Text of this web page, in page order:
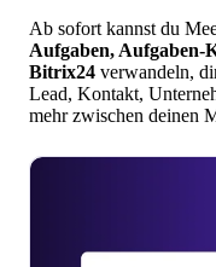
Ab sofort kannst du
Aufgaben, Aufgaben-
Bitrix24 verwandeln,
Lead, Kontakt,
mehr zwischen deinen